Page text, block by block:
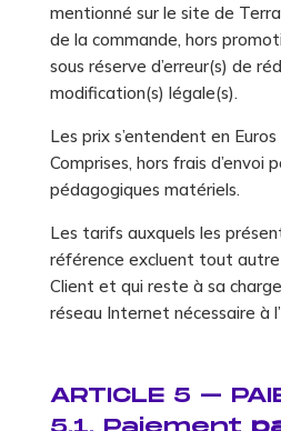
mentionné sur le site de
de la commande, hors
sous réserve d’erreur(s) de
modification(s) légale(s).
Les prix s’entendent en
Comprises, hors frais d’envoi
pédagogiques matériels.
Les tarifs auxquels les
référence excluent tout
Client et qui reste à sa
réseau Internet nécessaire à
ARTICLE 5 –